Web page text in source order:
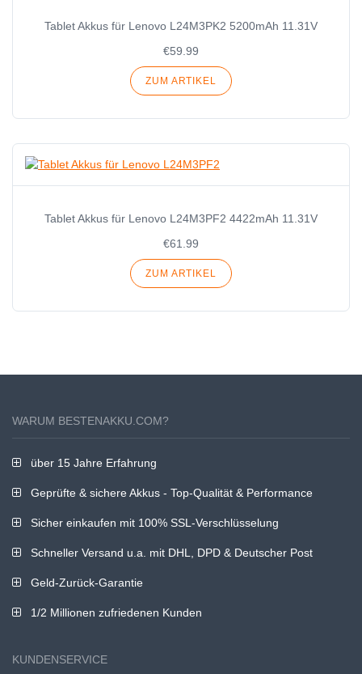
Tablet Akkus für Lenovo L24M3PK2 5200mAh 11.31V
€59.99
ZUM ARTIKEL
Tablet Akkus für Lenovo L24M3PF2 4422mAh 11.31V
€61.99
ZUM ARTIKEL
WARUM BESTENAKKU.COM?
über 15 Jahre Erfahrung
Geprüfte & sichere Akkus - Top-Qualität & Performance
Sicher einkaufen mit 100% SSL-Verschlüsselung
Schneller Versand u.a. mit DHL, DPD & Deutscher Post
Geld-Zurück-Garantie
1/2 Millionen zufriedenen Kunden
KUNDENSERVICE